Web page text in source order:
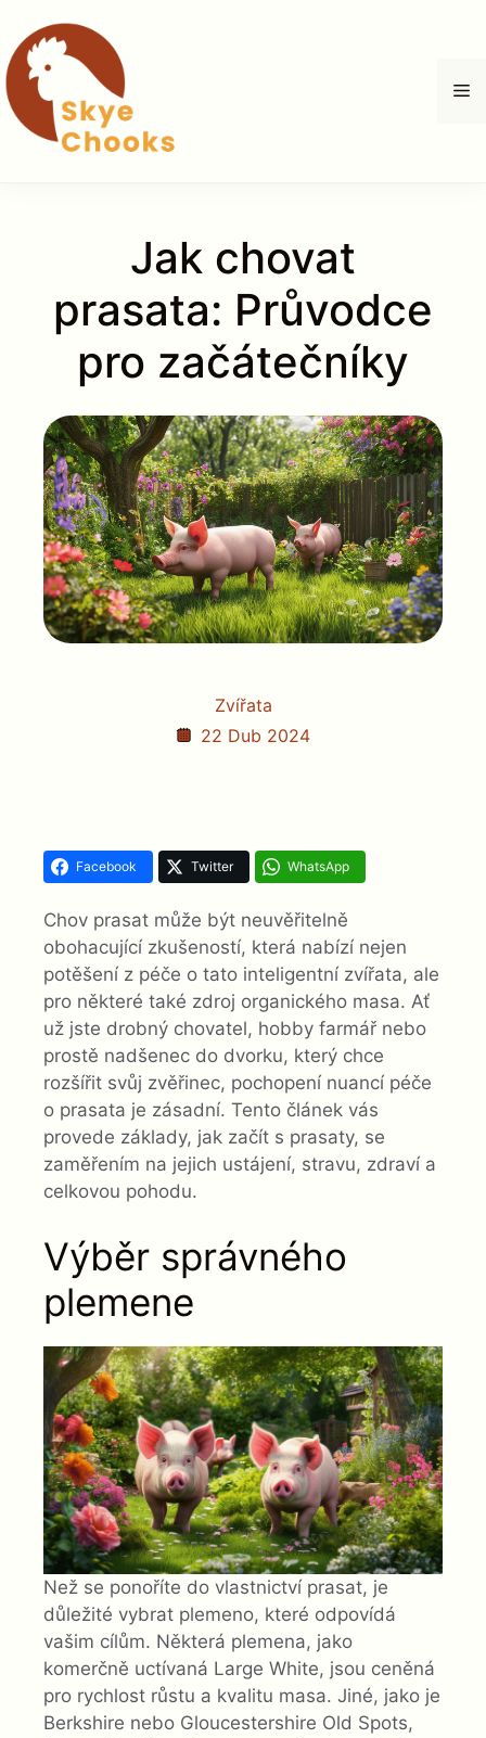
na
obsah
Jak chovat
prasata: Průvodce
pro začátečníky
Zvířata
22 Dub 2024
Facebook Twitter WhatsApp
Chov prasat může být neuvěřitelně
obohacující zkušeností, která nabízí nejen
potěšení z péče o tato inteligentní zvířata, ale
pro některé také zdroj organického masa. Ať
už jste drobný chovatel, hobby farmář nebo
prostě nadšenec do dvorku, který chce
rozšířit svůj zvěřinec, pochopení nuancí péče
o prasata je zásadní. Tento článek vás
provede základy, jak začít s prasaty, se
zaměřením na jejich ustájení, stravu, zdraví a
celkovou pohodu.
Výběr správného
plemene
Než se ponoříte do vlastnictví prasat, je
důležité vybrat plemeno, které odpovídá
vašim cílům. Některá plemena, jako
komerčně uctívaná Large White, jsou ceněná
pro rychlost růstu a kvalitu masa. Jiné, jako je
Berkshire nebo Gloucestershire Old Spots,